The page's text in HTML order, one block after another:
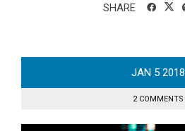
SHARE
JAN 5 2018
2 COMMENTS